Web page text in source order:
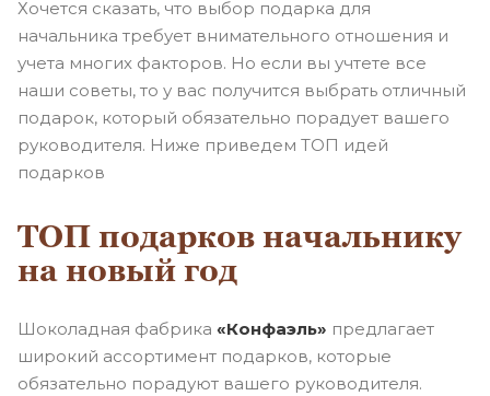
Хочется сказать, что выбор подарка для
начальника требует внимательного отношения и
учета многих факторов. Но если вы учтете все
наши советы, то у вас получится выбрать отличный
подарок, который обязательно порадует вашего
руководителя. Ниже приведем ТОП идей
подарков
ТОП подарков начальнику
на новый год
Шоколадная фабрика «Конфаэль» предлагает
широкий ассортимент подарков, которые
обязательно порадуют вашего руководителя.